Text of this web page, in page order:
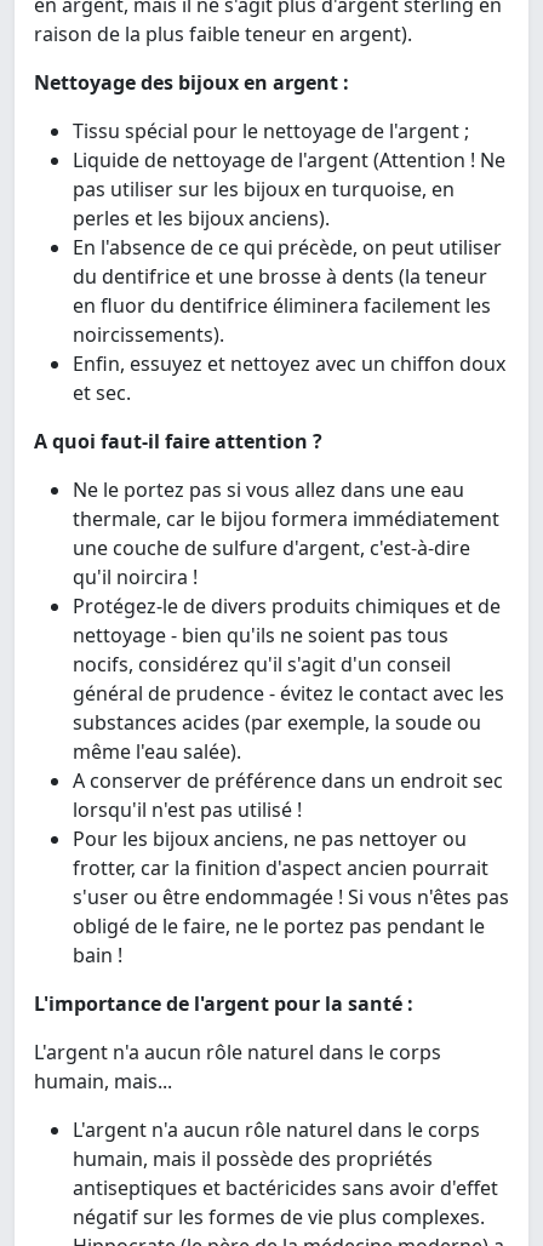
raison de la plus faible teneur en argent).
Nettoyage des bijoux en argent :
Tissu spécial pour le nettoyage de l'argent ;
Liquide de nettoyage de l'argent (Attention ! Ne
pas utiliser sur les bijoux en turquoise, en
perles et les bijoux anciens).
En l'absence de ce qui précède, on peut utiliser
du dentifrice et une brosse à dents (la teneur
en fluor du dentifrice éliminera facilement les
noircissements).
Enfin, essuyez et nettoyez avec un chiffon doux
et sec.
A quoi faut-il faire attention ?
Ne le portez pas si vous allez dans une eau
thermale, car le bijou formera immédiatement
une couche de sulfure d'argent, c'est-à-dire
qu'il noircira !
Protégez-le de divers produits chimiques et de
nettoyage - bien qu'ils ne soient pas tous
nocifs, considérez qu'il s'agit d'un conseil
général de prudence - évitez le contact avec les
substances acides (par exemple, la soude ou
même l'eau salée).
A conserver de préférence dans un endroit sec
lorsqu'il n'est pas utilisé !
Pour les bijoux anciens, ne pas nettoyer ou
frotter, car la finition d'aspect ancien pourrait
s'user ou être endommagée ! Si vous n'êtes pas
obligé de le faire, ne le portez pas pendant le
bain !
L'importance de l'argent pour la santé :
L'argent n'a aucun rôle naturel dans le corps
humain, mais...
L'argent n'a aucun rôle naturel dans le corps
humain, mais il possède des propriétés
antiseptiques et bactéricides sans avoir d'effet
négatif sur les formes de vie plus complexes.